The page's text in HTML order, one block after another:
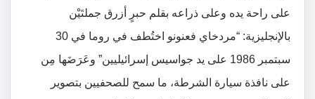
على راحة يده وعلى ذراعه بقلم حبرٍ أزرق جملتَيْن
بالإنجليزية: “مردخاي فعنونو اختُطف في روما في 30
سبتمبر 1986 على يد جواسيس إسرائيليين” وعَرَضَها مِن
على نافذة سيارة الشرطة، ما سمح للصحفيين بتصوير